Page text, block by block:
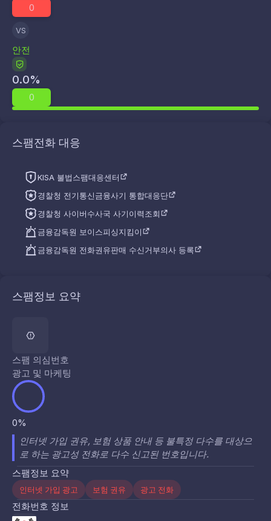
0
VS
안전
0.0%
0
스팸전화 대응
KISA 불법스팸대응센터
경찰청 전기통신금융사기 통합대응단
경찰청 사이버수사국 사기이력조회
금융감독원 보이스피싱지킴이
금융감독원 전화권유판매 수신거부의사 등록
스팸정보 요약
스팸 의심번호
광고 및 마케팅
0%
인터넷 가입 권유, 보험 상품 안내 등 불특정 다수를 대상으
로 하는 광고성 전화로 다수 신고된 번호입니다.
스팸정보 요약
인터넷 가입 광고 보험 권유 광고 전화
전화번호 정보